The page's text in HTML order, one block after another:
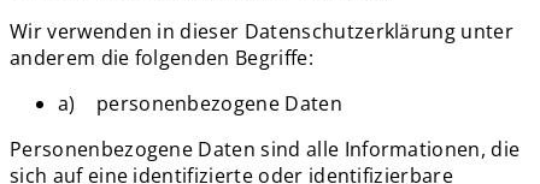
Wir verwenden in dieser Datenschutzerklärung unter
anderem die folgenden Begriffe:
a) personenbezogene Daten
Personenbezogene Daten sind alle Informationen, die
sich auf eine identifizierte oder identifizierbare